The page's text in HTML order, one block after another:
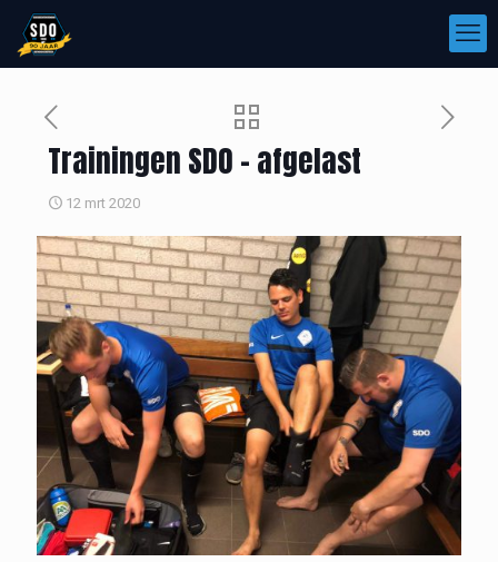
Trainingen SDO – afgelast
12 mrt 2020